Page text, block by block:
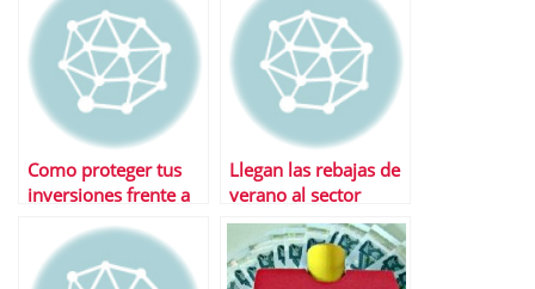
Como proteger tus
inversiones frente a
Llegan las rebajas de
verano al sector
inmobiliario